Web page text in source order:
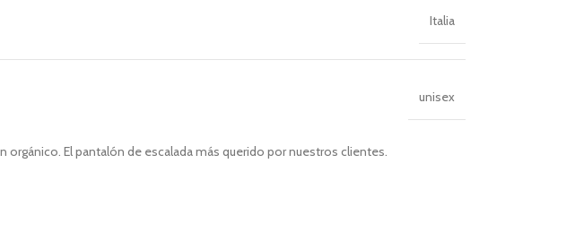
Italia
unisex
El pantalón de escalada más querido por nuestros clientes.